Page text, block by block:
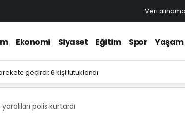
Veri
Ekonomi Siyaset Eğitim Spor Yaşam
geçirdi: 6 kişi tutuklandı
polis kurtardı